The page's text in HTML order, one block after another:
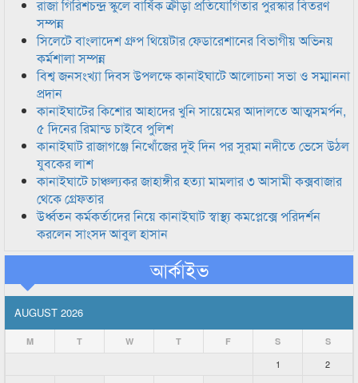
রাজা গিরিশচন্দ্র স্কুলে বার্ষিক ক্রীড়া প্রতিযোগিতার পুরস্কার বিতরণ
সম্পন্ন
সিলেটে বাংলাদেশ গ্রুপ থিয়েটার ফেডারেশানের বিভাগীয় অভিনয়
কর্মশালা সম্পন্ন
বিশ্ব জনসংখ্যা দিবস উপলক্ষে কানাইঘাটে আলোচনা সভা ও সম্মাননা
প্রদান
কানাইঘাটের কিশোর আহাদের খুনি সায়েমের আদালতে আত্মসমর্পন,
৫ দিনের রিমান্ড চাইবে পুলিশ
কানাইঘাট রাজাগঞ্জে নিখোঁজের দুই দিন পর সুরমা নদীতে ভেসে উঠল
যুবকের লাশ
কানাইঘাটে চাঞ্চল্যকর জাহাঙ্গীর হত্যা মামলার ৩ আসামী কক্সবাজার
থেকে গ্রেফতার
উর্ধ্বতন কর্মকর্তাদের নিয়ে কানাইঘাট স্বাস্থ্য কমপ্লেক্সে পরিদর্শন
করলেন সাংসদ আবুল হাসান
আর্কাইভ
AUGUST 2026
M T W T F S S
1
2